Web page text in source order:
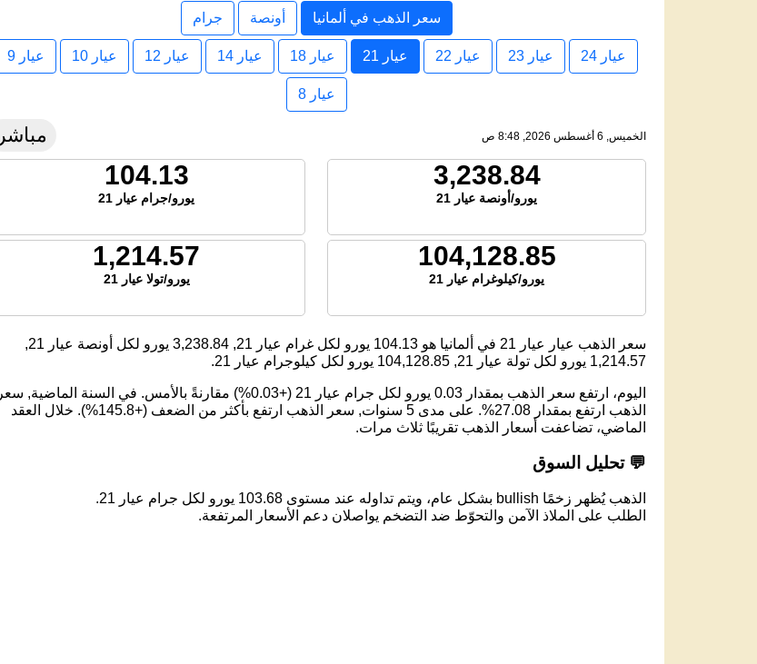
سعر الذهب في ألمانيا أونصة جرام
عيار 24 عيار 23 عيار 22 عيار 21 عيار 18 عيار 14 عيار 12 عيار 10 عيار 9
عيار 8
الخميس, 6 أغسطس 2026, 8:48 ص مباشر
3,238.84
يورو/أونصة عيار 21
104.13
يورو/جرام عيار 21
104,128.85
يورو/كيلوغرام عيار 21
1,214.57
يورو/تولا عيار 21
سعر الذهب عيار عيار 21 في ألمانيا هو 104.13 يورو لكل غرام عيار 21, 3,238.84 يورو لكل أونصة عيار 21,
1,214.57 يورو لكل تولة عيار 21, 104,128.85 يورو لكل كيلوجرام عيار 21.
اليوم، ارتفع سعر الذهب بمقدار 0.03 يورو لكل جرام عيار 21 (+0.03%) مقارنةً بالأمس. في السنة الماضية, سعر
الذهب ارتفع بمقدار 27.08%. على مدى 5 سنوات, سعر الذهب ارتفع بأكثر من الضعف (+145.8%). خلال العقد
الماضي، تضاعفت أسعار الذهب تقريبًا ثلاث مرات.
💬 تحليل السوق
الذهب يُظهر زخمًا bullish بشكل عام، ويتم تداوله عند مستوى 103.68 يورو لكل جرام عيار 21.
الطلب على الملاذ الآمن والتحوّط ضد التضخم يواصلان دعم الأسعار المرتفعة.